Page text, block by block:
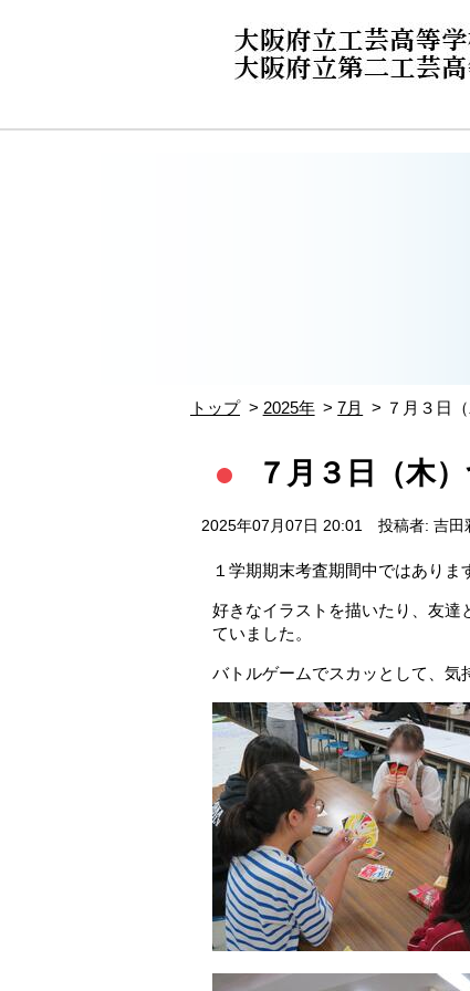
トップ 2025年 7月 ７月３日
７月３日（木
2025年07月07日 20:01 投稿者: 吉田
１学期期末考査期間中ではありま
好きなイラストを描いたり、友
ていました。
バトルゲームでスカッとして、気